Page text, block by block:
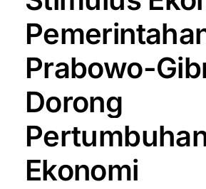
Prabowo-
Dorong
Ekonomi